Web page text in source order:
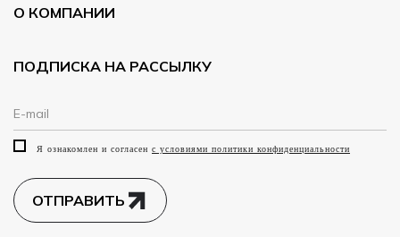
О КОМПАНИИ
ПОДПИСКА НА РАССЫЛКУ
Я ознакомлен и согласен с условиями политики конфиденциальности
ОТПРАВИТЬ